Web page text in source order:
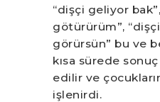
KLINIĞIMIZ
İLETIŞIM
“dişçi geliyor
götürürüm”,
görürsün” bu ve
kısa sürede
edilir ve
işlenirdi.